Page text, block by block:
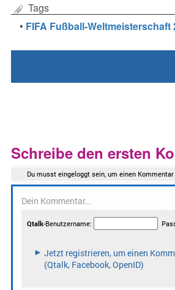
Tags
• FIFA Fußball-Weltmeisterschaft
Schreibe den ersten